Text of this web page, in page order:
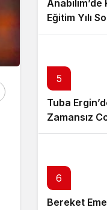
Anabilim’de
Eğitim Yılı
5
Tuba
Zamansız
Empress”
6
Bereket